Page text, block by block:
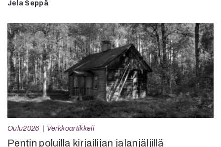
Jela Seppä
Oulu2026 Verkkoartikkeli
Pentin poluilla kirjailijan jalanjäljillä